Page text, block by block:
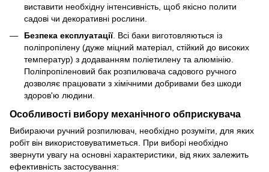
виставити необхідну інтенсивність, щоб якісно полити
садові чи декоративні рослини.
Безпека експлуатації. Всі баки виготовляються із
поліпропілену (дуже міцний матеріал, стійкий до високих
температур) з додаванням поліетилену та алюмінію.
Поліпропіленовий бак розпилювача садового ручного
дозволяє працювати з хімічними добривами без шкоди
здоров'ю людини.
Особливості вибору механічного обприскувача
Вибираючи ручний розпилювач, необхідно розуміти, для яких
робіт він використовуватиметься. При виборі необхідно
звернути увагу на основні характеристики, від яких залежить
ефективність застосування: